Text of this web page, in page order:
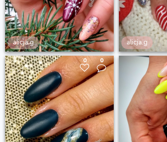
alicja.g alicja.g
0 0